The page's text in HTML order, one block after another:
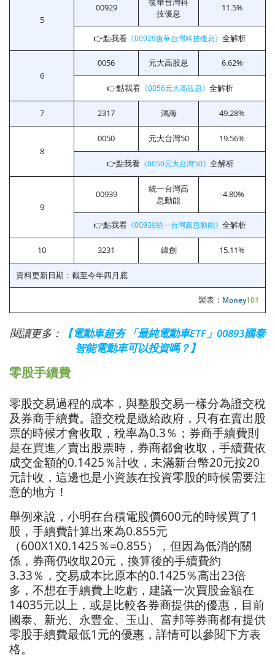
5
00929
技優息
11.5%
👉點我看 《00929復華台灣科技優息》 全解析
6
0056 元大高股息 6.62%
👉點我看《0056元大高股息》 全解析
7 2317 鴻海 49.28%
8
0050 元大台灣50 19.56%
👉點我看《0050元大台灣50》 全解析
9
00939
統一台灣高
息動能
-4.80%
👉點我看 《00939統一台灣高息動能》 全解析
10 3231 緯創 15.11%
資料更新日期：截至今年四月底
製表： Money101
閱讀更多：
【電動車超夯 「最純電動車ETF」00893國泰
智能電動車可以投資嗎？】
零股手續費
零股交易過程的成本，與整股交易一樣分為證交稅
及券商手續費。證交稅是繳給政府，只有在賣出股
票的時候才會收取，稅率為0.3％；券商手續費則
是在買進／賣出股票時，券商都會收取，手續費依
成交金額的0.1425％計收，未滿新台幣20元按20
元計收，這邊也是小資族在投資零股的時候需要注
意的地方！
舉例來說，小明在台積電股價600元的時候買了1
股，手續費計算出來為0.855元
（600X1X0.1425％=0.855），但因為低消的關
係，券商仍收取20元，換算後的手續費約
3.33％，交易成本比原本的0.1425％高出23倍
多，不想在手續費上吃虧，建議一次買股金額在
14035元以上，或是比較各券商提供的優惠，目前
國泰、新光、永豐金、玉山、富邦等券商都有提供
零股手續費最低1元的優惠，詳情可以參閱下方表
格。